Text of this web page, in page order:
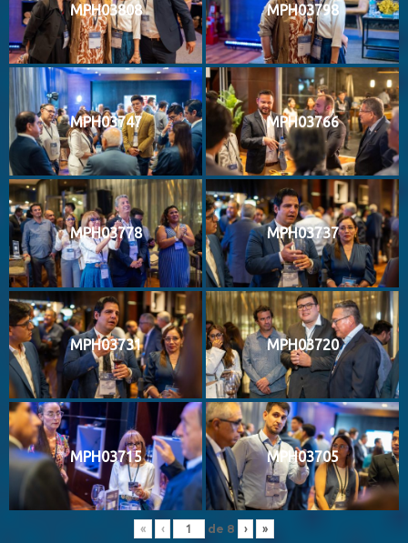
MPH03808 MPH03798
MPH03747 MPH03766
MPH03778 MPH03737
MPH03731 MPH03720
MPH03715 MPH03705
« ‹ de 8 › »